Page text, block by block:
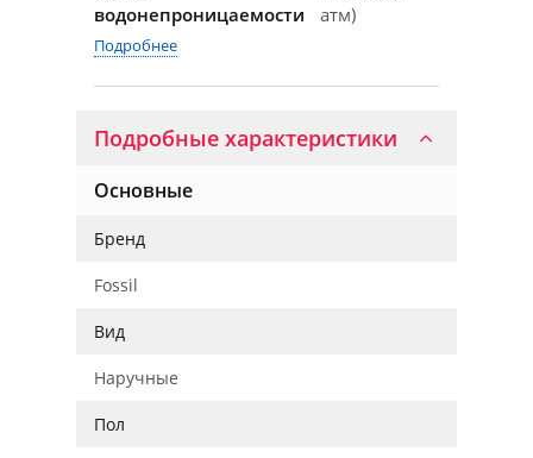
водонепроницаемости
атм)
Подробнее
Подробные характеристики
Основные
Бренд
Fossil
Вид
Наручные
Пол